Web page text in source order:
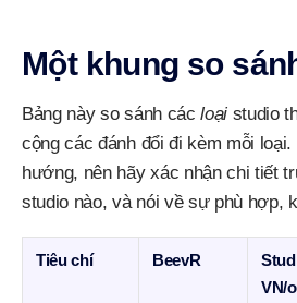
Một khung so
Bảng này so sánh cácloại studio
cộng các đánh đổi đi kèm mỗi
hướng, nên hãy xác nhận chi tiết
studio nào, và nói về sự phù hợp,
Tiêu chí BeevR
VN/